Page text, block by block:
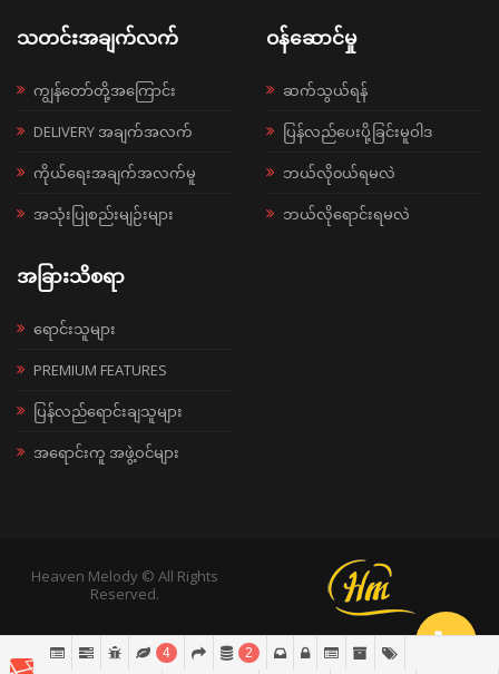
သတင်းအချက်လက်
ကျွန်တော်တို့အကြောင်း
DELIVERY အချက်အလက်
ကိုယ်ရေးအချက်အလက်မူ
အသုံးပြုစည်းမျဉ်းများ
ဝန်ဆောင်မှု
ဆက်သွယ်ရန်
ပြန်လည်ပေးပို့ခြင်းမူဝါဒ
ဘယ်လို၀ယ်ရမလဲ
ဘယ်လိုရောင်းရမလဲ
အခြားသိစရာ
ရောင်းသူများ
PREMIUM FEATURES
ပြန်လည်ရောင်းချသူများ
အရောင်းကူ အဖွဲ့ဝင်များ
Heaven Melody © All Rights
Reserved.
4 2